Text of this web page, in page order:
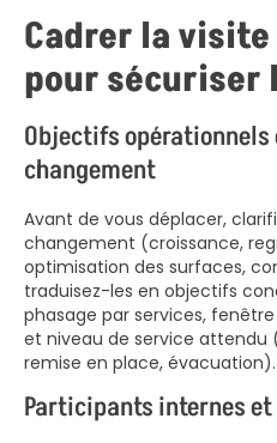
Cadrer la
pour
Objectifs
changement
Avant de vous déplacer,
changement (croissance,
optimisation des surfaces,
traduisez-les en objectifs
phasage par services,
et niveau de service
remise en place, évacuation).
Participants internes